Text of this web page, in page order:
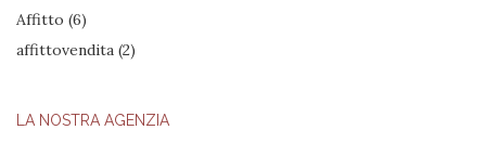
Affitto (6)
affittovendita (2)
LA NOSTRA AGENZIA